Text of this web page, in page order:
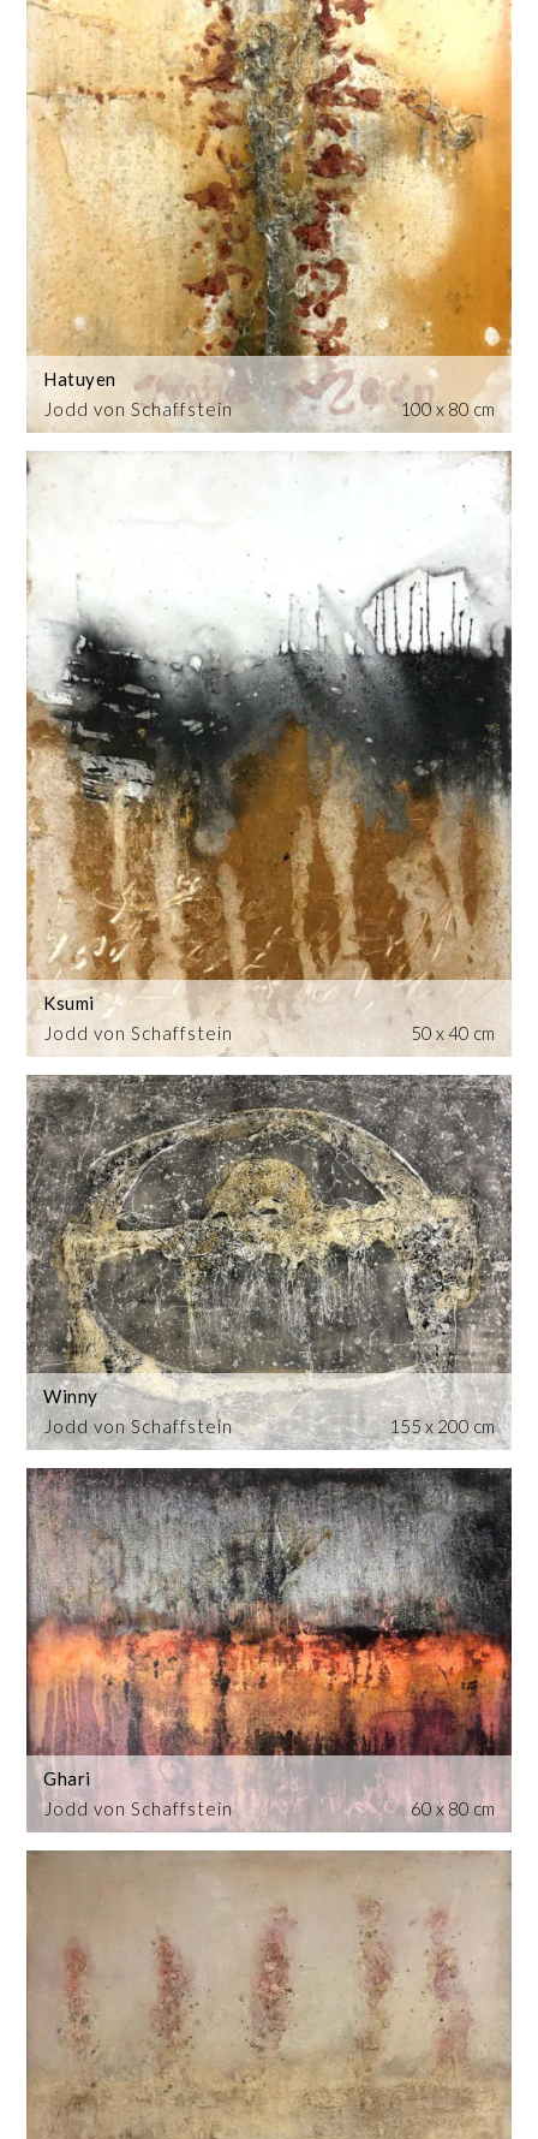
Jodd von Schaffstein
Hatuyen
100 x 80 cm
Jodd von Schaffstein
Ksumi
50 x 40 cm
Jodd von Schaffstein
Winny
155 x 200 cm
Jodd von Schaffstein
Ghari
60 x 80 cm